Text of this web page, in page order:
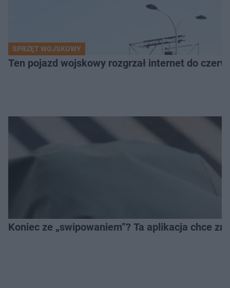
SPRZĘT WOJSKOWY
Ten pojazd wojskowy rozgrzał internet do
Koniec ze „swipowaniem”? Ta aplikacja chce